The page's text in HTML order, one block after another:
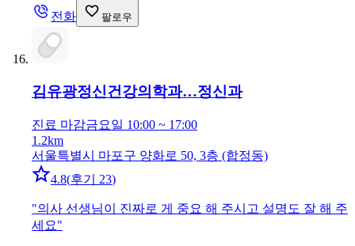
전화 팔로우
김유광정신건강의학과…정신과
진료 마감금요일 10:00 ~ 17:00
1.2km
서울특별시 마포구 양화로 50, 3층 (합정동)
4.8(후기 23)
"의사 선생님이 진짜로 게 중요 해 주시고 설명도 잘 해 주
세요"